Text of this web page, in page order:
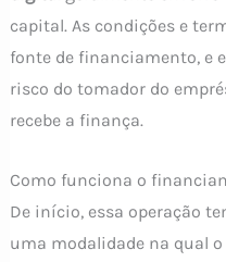
capital. As condições e
fonte de financiamento, e
risco do tomador do
recebe a finança.
Como funciona o
De início, essa operação
uma modalidade na qual